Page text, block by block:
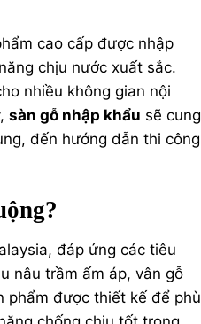
cao cấp được nhập
chịu nước xuất sắc.
nhiều không gian nội
sàn gỗ nhập khẩu sẽ cung
đến hướng dẫn thi công
đáp ứng các tiêu
nâu trầm ấm áp, vân gỗ
phẩm được thiết kế để phù